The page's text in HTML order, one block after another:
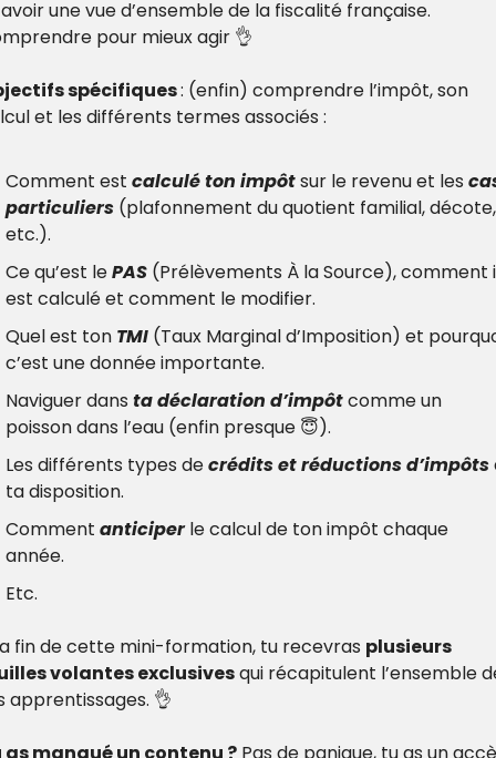
une vue d’ensemble de la fiscalité française.
pour mieux agir 👌
spécifiques : (enfin) comprendre l’impôt, son
et les différents termes associés :
Comment est calculé ton impôt sur le revenu et les
particuliers (plafonnement du quotient familial, décote,
etc.).
Ce qu’est le PAS (Prélèvements À la Source), comment
est calculé et comment le modifier.
Quel est ton TMI (Taux Marginal d’Imposition) et
c’est une donnée importante.
Naviguer dans ta déclaration d’impôt comme un
poisson dans l’eau (enfin presque 😇).
Les différents types de crédits et réductions d’impôts
ta disposition.
Comment anticiper le calcul de ton impôt chaque
année.
Etc.
fin de cette mini-formation, tu recevras plusieurs
volantes exclusives qui récapitulent l’ensemble
apprentissages. 👌
as manqué un contenu ? Pas de panique, tu as un